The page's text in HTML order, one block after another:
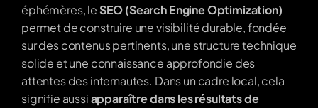
éphémères, le SEO (Search Engine Optimization)
permet de construire une visibilité durable, fondée
sur des contenus pertinents, une structure technique
solide et une connaissance approfondie des
attentes des internautes. Dans un cadre local, cela
signifie aussi apparaître dans les résultats de